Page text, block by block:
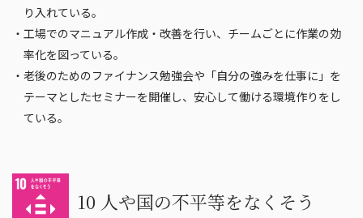
り入れている。
・工場でのマニュアル作成・改善を行い、チームごとに作業の効
率化を図っている。
・老後のためのファイナンス勉強会や「自分の強みを仕事に」を
テーマとしたセミナーを開催し、安心して働ける環境作りをし
ている。
10 人や国の不平等をなくそう